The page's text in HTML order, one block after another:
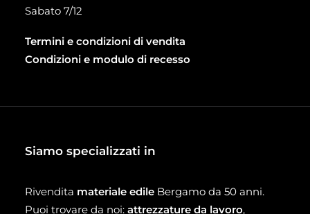
Sabato 7/12
Termini e condizioni di vendita
Condizioni e modulo di recesso
Siamo specializzati in
Rivendita materiale edile Bergamo da 50 anni.
Puoi trovare da noi: attrezzature da lavoro,